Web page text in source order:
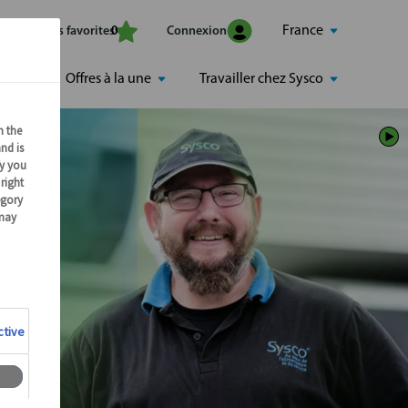
Mes offres favorites Connexion
0 France
Offres à la une Travailler chez Sysco